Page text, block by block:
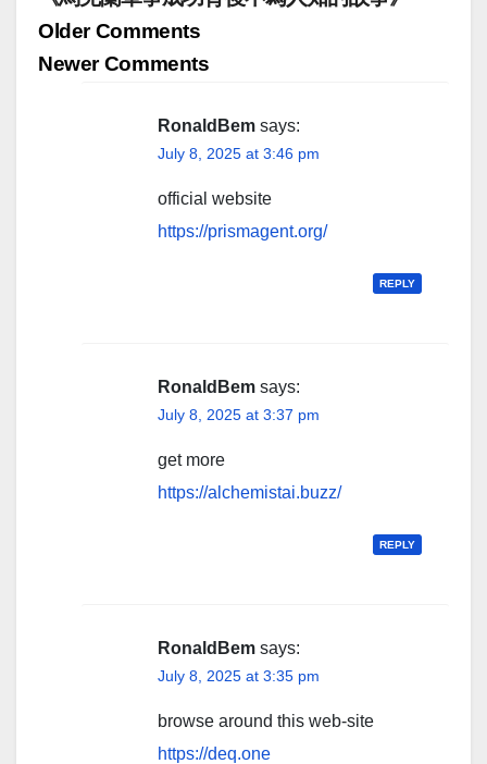
Comment
navigation
Older Comments
Newer Comments
RonaldBem says:
July 8, 2025 at 3:46 pm
official website
https://prismagent.org/
REPLY
RonaldBem says:
July 8, 2025 at 3:37 pm
get more
https://alchemistai.buzz/
REPLY
RonaldBem says:
July 8, 2025 at 3:35 pm
browse around this web-site
https://deq.one